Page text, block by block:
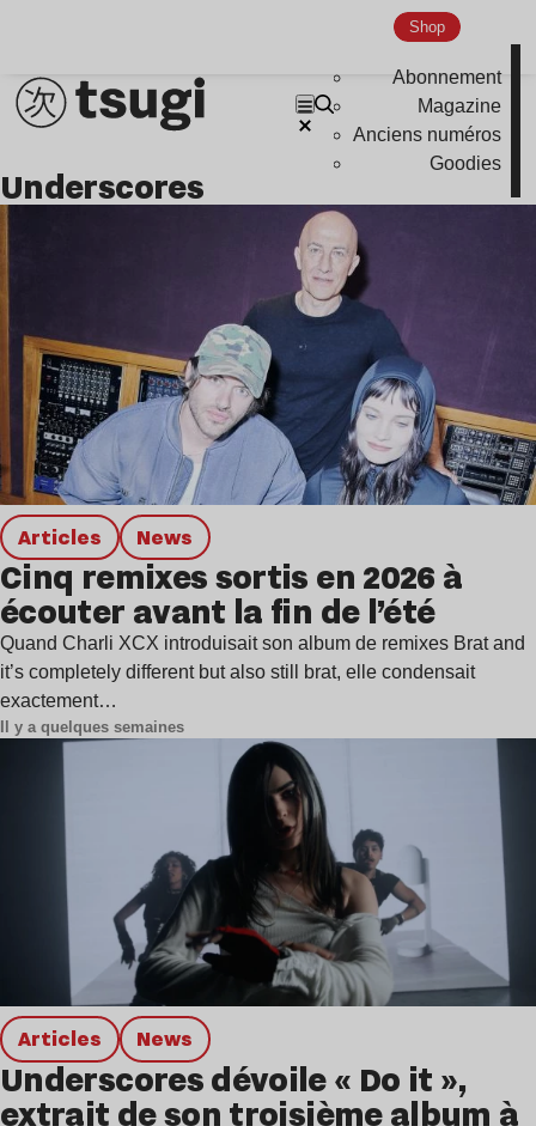
Shop
Abonnement
Magazine
Anciens numéros
Goodies
underscores
Articles news
Cinq remixes sortis en 2026 à
écouter avant la fin de l’été
Quand Charli XCX introduisait son album de remixes Brat and
it’s completely different but also still brat, elle condensait
exactement…
Il y a quelques semaines
Articles news
Underscores dévoile « Do it »,
extrait de son troisième album à